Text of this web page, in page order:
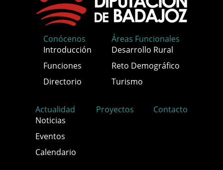
Conócenos
Introducción
Funciones
Directorio
Áreas Funcionales
Desarrollo Rural
Reto Demográfico
Turismo
Actualidad
Noticias
Eventos
Calendario
Proyectos Contacto